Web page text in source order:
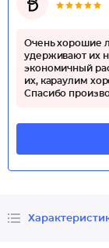
Очень хорошие
удерживают их
экономичный
их, караулим
Спасибо